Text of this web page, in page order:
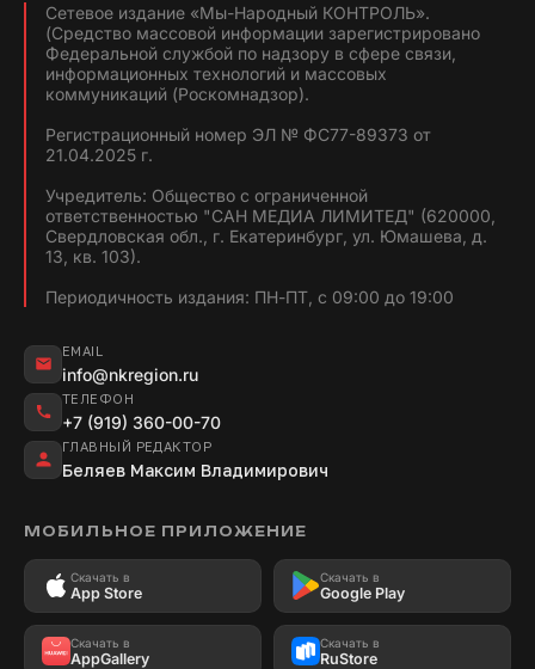
Сетевое издание «Мы-Народный КОНТРОЛЬ».
(Средство массовой информации зарегистрировано
Федеральной службой по надзору в сфере связи,
информационных технологий и массовых
коммуникаций (Роскомнадзор).
Регистрационный номер ЭЛ № ФС77-89373 от
21.04.2025 г.
Учредитель: Общество с ограниченной
ответственностью "САН МЕДИА ЛИМИТЕД" (620000,
Свердловская обл., г. Екатеринбург, ул. Юмашева, д.
13, кв. 103).
Периодичность издания: ПН-ПТ, с 09:00 до 19:00
EMAIL
info@nkregion.ru
ТЕЛЕФОН
+7 (919) 360-00-70
ГЛАВНЫЙ РЕДАКТОР
Беляев Максим Владимирович
МОБИЛЬНОЕ ПРИЛОЖЕНИЕ
Скачать в
App Store
Скачать в
Google Play
Скачать в
AppGallery
Скачать в
RuStore